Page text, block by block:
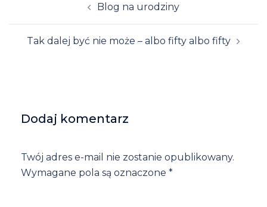
Blog na urodziny
Tak dalej być nie może – albo fifty albo fifty
Dodaj komentarz
Twój adres e-mail nie zostanie opublikowany.
Wymagane pola są oznaczone *